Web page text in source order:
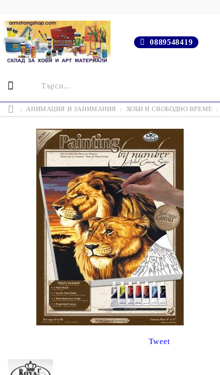
0889548419
АНИМАЦИЯ И ЗАНИМАНИЯ ХОБИ И СВОБОДНО ВРЕМЕ
Tweet